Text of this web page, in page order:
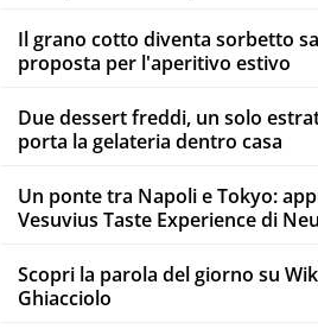
Il grano cotto diventa sorbetto
proposta per l'aperitivo estivo
Due dessert freddi, un solo
porta la gelateria dentro casa
Un ponte tra Napoli e Tokyo:
Vesuvius Taste Experience di
Scopri la parola del giorno su
Ghiacciolo